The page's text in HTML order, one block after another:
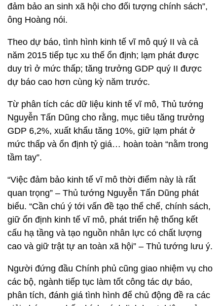
đảm bảo an sinh xã hội cho đối tượng chính sách”,
ông Hoàng nói.
Theo dự báo, tình hình kinh tế vĩ mô quý II và cả
năm 2015 tiếp tục xu thế ổn định; lạm phát được
duy trì ở mức thấp; tăng trưởng GDP quý II được
dự báo cao hơn cùng kỳ năm trước.
Từ phân tích các dữ liệu kinh tế vĩ mô, Thủ tướng
Nguyễn Tấn Dũng cho rằng, mục tiêu tăng trưởng
GDP 6,2%, xuất khẩu tăng 10%, giữ lạm phát ở
mức thấp và ổn định tỷ giá… hoàn toàn “nằm trong
tầm tay”.
“Việc đảm bảo kinh tế vĩ mô thời điểm này là rất
quan trọng” – Thủ tướng Nguyễn Tấn Dũng phát
biểu. “Cần chú ý tới vấn đề tạo thể chế, chính sách,
giữ ổn định kinh tế vĩ mô, phát triển hệ thống kết
cấu hạ tầng và tạo nguồn nhân lực có chất lượng
cao và giữ trật tự an toàn xã hội” – Thủ tướng lưu ý.
Người đứng đầu Chính phủ cũng giao nhiệm vụ cho
các bộ, ngành tiếp tục làm tốt công tác dự báo,
phân tích, đánh giá tình hình để chủ động đề ra các